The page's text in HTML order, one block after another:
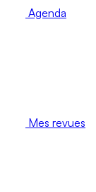
Agenda
Mes revues